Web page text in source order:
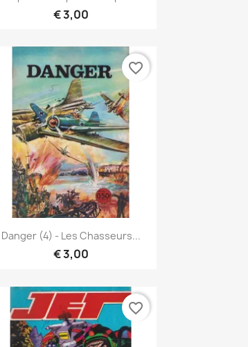
€ 3,00
Snel bekijken
Danger (4) - Les Chasseurs...
€ 3,00
favorite_border
favorite_border